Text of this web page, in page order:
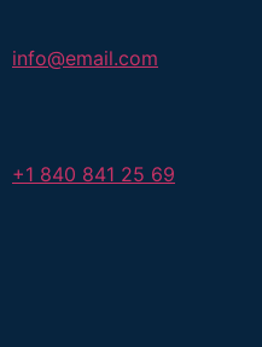
info@email.com
+1 840 841 25 69